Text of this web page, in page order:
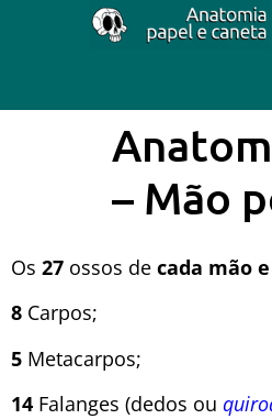
– Mão
Os 27 ossos de cada mão
8 Carpos;
5 Metacarpos;
14 Falanges (dedos ou